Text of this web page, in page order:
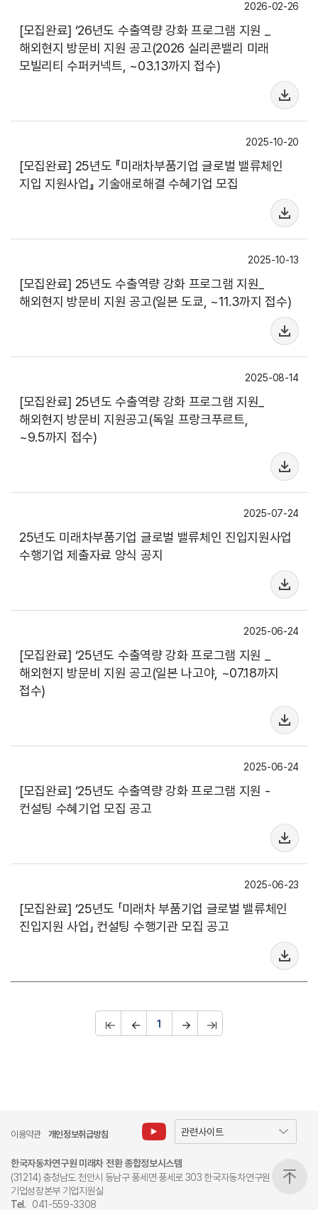
[모집완료] ‘26년도 수출역량 강화 프로그램 지원 _
해외현지 방문비 지원 공고(2026 실리콘밸리 미래
모빌리티 수퍼커넥트, ~03.13까지 접수)
2026-02-26
[모집완료] 25년도 『미래차부품기업 글로벌 밸류체인
지입 지원사업』 기술애로해결 수혜기업 모집
2025-10-20
[모집완료] 25년도 수출역량 강화 프로그램 지원_
해외현지 방문비 지원 공고(일본 도쿄, ~11.3까지 접수)
2025-10-13
[모집완료] 25년도 수출역량 강화 프로그램 지원_
해외현지 방문비 지원공고(독일 프랑크푸르트,
~9.5까지 접수)
2025-08-14
25년도 미래차부품기업 글로벌 밸류체인 진입지원사업
수행기업 제출자료 양식 공지
2025-07-24
[모집완료] ‘25년도 수출역량 강화 프로그램 지원 _
해외현지 방문비 지원 공고(일본 나고야, ~07.18까지
접수)
2025-06-24
[모집완료] ‘25년도 수출역량 강화 프로그램 지원 -
컨설팅 수혜기업 모집 공고
2025-06-24
[모집완료] ‘25년도 「미래차 부품기업 글로벌 밸류체인
진입지원 사업」 컨설팅 수행기관 모집 공고
2025-06-23
1
이용약관 개인정보취급방침
한국자동차연구원 미래차 전환 종합정보시스템
(31214) 충청남도 천안시 동남구 풍세면 풍세로 303 한국자동차연구원
기업성장본부 기업지원실
Tel.
041-559-3308